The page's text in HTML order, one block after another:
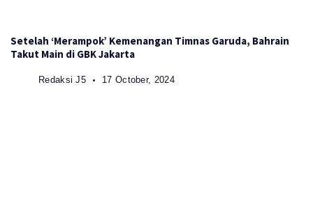
Setelah ‘Merampok’ Kemenangan Timnas Garuda, Bahrain
Takut Main di GBK Jakarta
Redaksi J5 17 October, 2024